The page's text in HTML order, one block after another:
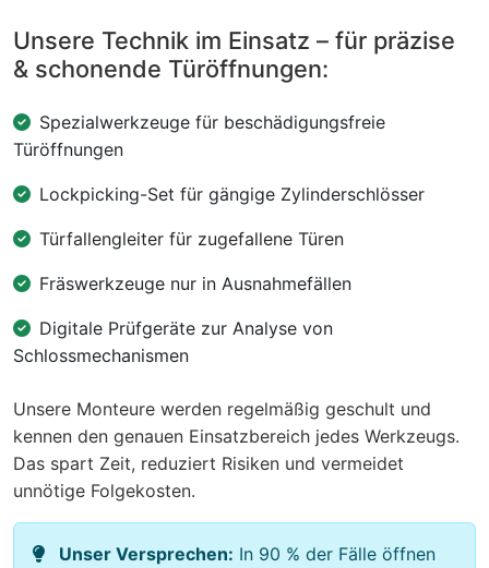
Unsere Technik im Einsatz – für präzise
& schonende Türöffnungen:
Spezialwerkzeuge für beschädigungsfreie
Türöffnungen
Lockpicking-Set für gängige Zylinderschlösser
Türfallengleiter für zugefallene Türen
Fräswerkzeuge nur in Ausnahmefällen
Digitale Prüfgeräte zur Analyse von
Schlossmechanismen
Unsere Monteure werden regelmäßig geschult und
kennen den genauen Einsatzbereich jedes Werkzeugs.
Das spart Zeit, reduziert Risiken und vermeidet
unnötige Folgekosten.
Unser Versprechen: In 90 % der Fälle öffnen